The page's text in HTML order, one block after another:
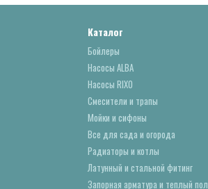
Каталог
Бойлеры
Насосы ALBA
Насосы RIXO
Смесители и трапы
Мойки и сифоны
Все для сада и огорода
Радиаторы и котлы
Латунный и стальной фитинг
Запорная арматура и теплый пол